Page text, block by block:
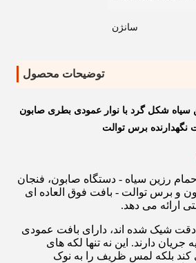
سانژن
توضیحات محصول
سیاه شکل گرد با نوار عمودی بطری صابون
برس توالت
رزین سیاه - دستگاه صابون، فنجان
و برس توالت - بافت فوق العاده ای
ارائه می دهد.
دقت شیک شده اند، دارای بافت عمودی
جریان دارند. این نه تنها لکه های
کند بلکه لمس ظریف را به نوک